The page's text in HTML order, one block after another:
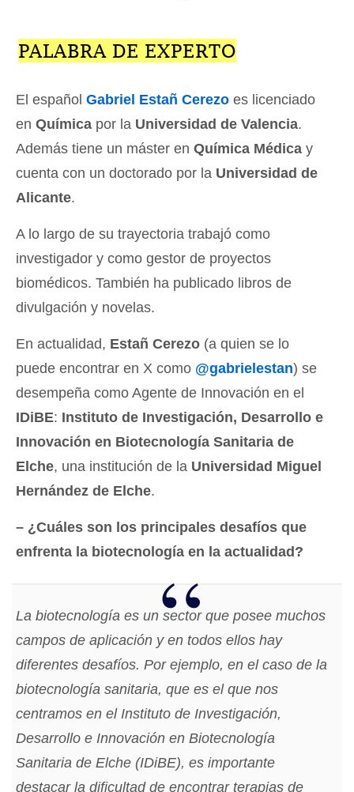
PALABRA DE EXPERTO
El español Gabriel Estañ Cerezo es licenciado
en Química por la Universidad de Valencia.
Además tiene un máster en Química Médica y
cuenta con un doctorado por la Universidad de
Alicante.
A lo largo de su trayectoria trabajó como
investigador y como gestor de proyectos
biomédicos. También ha publicado libros de
divulgación y novelas.
En actualidad, Estañ Cerezo (a quien se lo
puede encontrar en X como @gabrielestan) se
desempeña como Agente de Innovación en el
IDiBE: Instituto de Investigación, Desarrollo e
Innovación en Biotecnología Sanitaria de
Elche, una institución de la Universidad Miguel
Hernández de Elche.
– ¿Cuáles son los principales desafíos que
enfrenta la biotecnología en la actualidad?
La biotecnología es un sector que posee muchos
campos de aplicación y en todos ellos hay
diferentes desafíos. Por ejemplo, en el caso de la
biotecnología sanitaria, que es el que nos
centramos en el Instituto de Investigación,
Desarrollo e Innovación en Biotecnología
Sanitaria de Elche (IDiBE), es importante
destacar la dificultad de encontrar terapias de